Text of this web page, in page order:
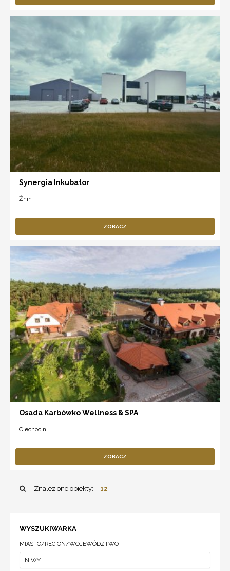
Synergia Inkubator
Żnin
ZOBACZ
Osada Karbówko Wellness & SPA
Ciechocin
ZOBACZ
Znalezione obiekty: 12
WYSZUKIWARKA
MIASTO/REGION/WOJEWÓDZTWO